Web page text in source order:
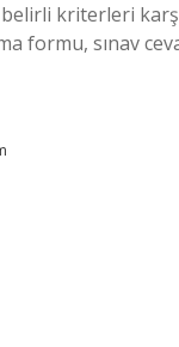
kriterleri
sınav